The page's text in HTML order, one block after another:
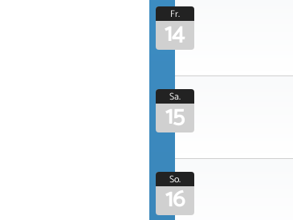
Fr.
14
Sa.
15
So.
16